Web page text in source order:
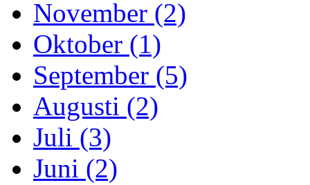
November (2)
Oktober (1)
September (5)
Augusti (2)
Juli (3)
Juni (2)